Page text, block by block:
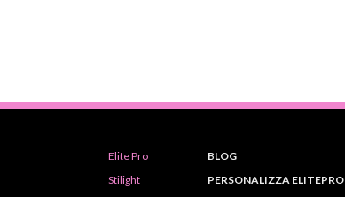
Elite Pro
Stilight
BLOG
PERSONALIZZA ELITEPRO